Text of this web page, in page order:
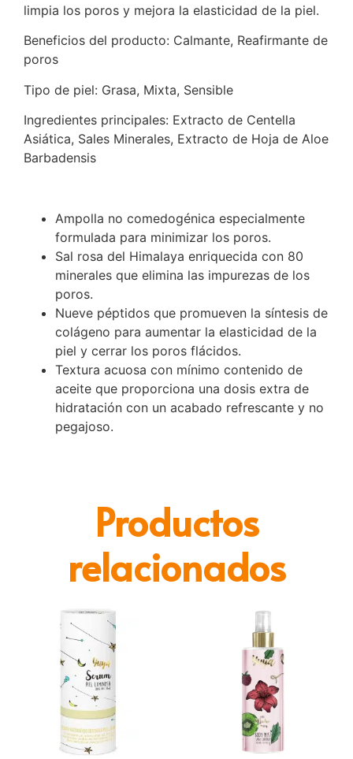
limpia los poros y mejora la elasticidad de la piel.
Beneficios del producto: Calmante, Reafirmante de
poros
Tipo de piel: Grasa, Mixta, Sensible
Ingredientes principales: Extracto de Centella
Asiática, Sales Minerales, Extracto de Hoja de Aloe
Barbadensis
Ampolla no comedogénica especialmente
formulada para minimizar los poros.
Sal rosa del Himalaya enriquecida con 80
minerales que elimina las impurezas de los
poros.
Nueve péptidos que promueven la síntesis de
colágeno para aumentar la elasticidad de la
piel y cerrar los poros flácidos.
Textura acuosa con mínimo contenido de
aceite que proporciona una dosis extra de
hidratación con un acabado refrescante y no
pegajoso.
Productos
relacionados